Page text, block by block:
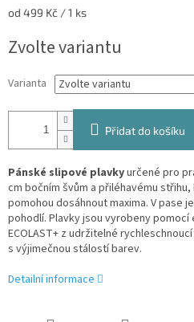
Měrná
od 499 Kč / 1 ks
Zvolte variantu
Varianta
Přidat do košíku
Pánské slipové plavkyurčené pro
cm bočním švům a přiléhavému
pomohou dosáhnout maxima. V pase
pohodlí. Plavky jsou vyrobeny
ECOLAST+ z udržitelné
s výjimečnou stálostí barev.
Detailní informace